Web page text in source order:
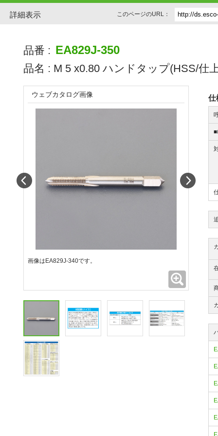
詳細表示 このページのURL：
品番 : EA829J-350
品名 : M 5 x0.80 ハンドタップ(HSS/仕
仕
■
ウェブカタログ画像
画像はEA829J-340です。